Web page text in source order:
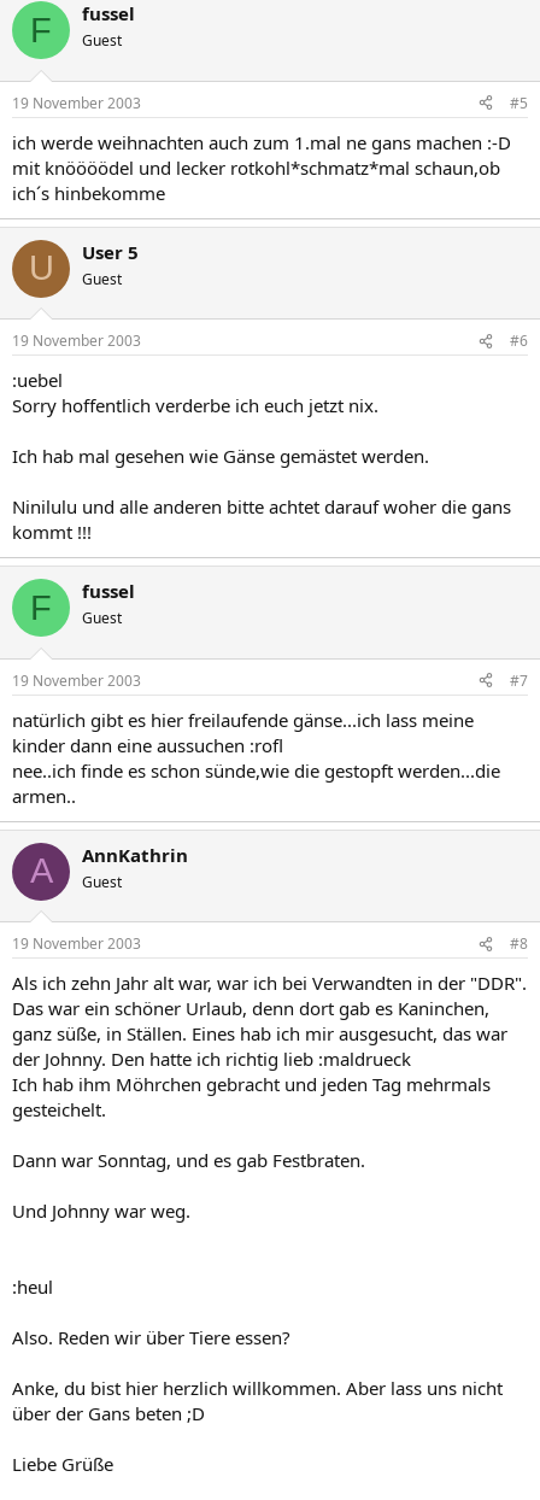
F fussel
Guest
19 November 2003 #5
ich werde weihnachten auch zum 1.mal ne gans machen :-D
mit knöööödel und lecker rotkohl*schmatz*mal schaun,ob
ich´s hinbekomme
U User 5
Guest
19 November 2003 #6
:uebel
Sorry hoffentlich verderbe ich euch jetzt nix.
Ich hab mal gesehen wie Gänse gemästet werden.
Ninilulu und alle anderen bitte achtet darauf woher die gans
kommt !!!
F fussel
Guest
19 November 2003 #7
natürlich gibt es hier freilaufende gänse...ich lass meine
kinder dann eine aussuchen :rofl
nee..ich finde es schon sünde,wie die gestopft werden...die
armen..
A AnnKathrin
Guest
19 November 2003 #8
Als ich zehn Jahr alt war, war ich bei Verwandten in der "DDR".
Das war ein schöner Urlaub, denn dort gab es Kaninchen,
ganz süße, in Ställen. Eines hab ich mir ausgesucht, das war
der Johnny. Den hatte ich richtig lieb :maldrueck
Ich hab ihm Möhrchen gebracht und jeden Tag mehrmals
gesteichelt.
Dann war Sonntag, und es gab Festbraten.
Und Johnny war weg.
:heul
Also. Reden wir über Tiere essen?
Anke, du bist hier herzlich willkommen. Aber lass uns nicht
über der Gans beten ;D
Liebe Grüße